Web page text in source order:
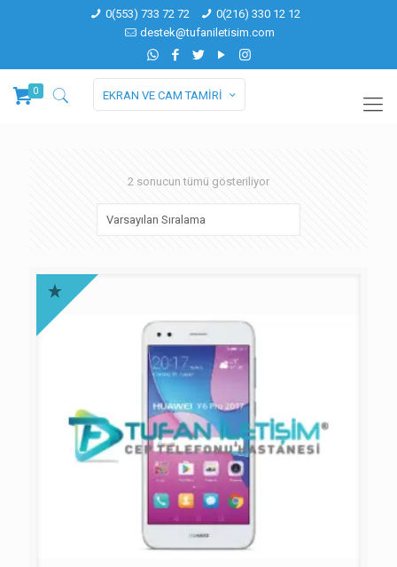
0(553) 733 72 72
0(216) 330 12 12
destek@tufaniletisim.com
0 EKRAN VE CAM TAMİRİ
2 sonucun tümü gösteriliyor